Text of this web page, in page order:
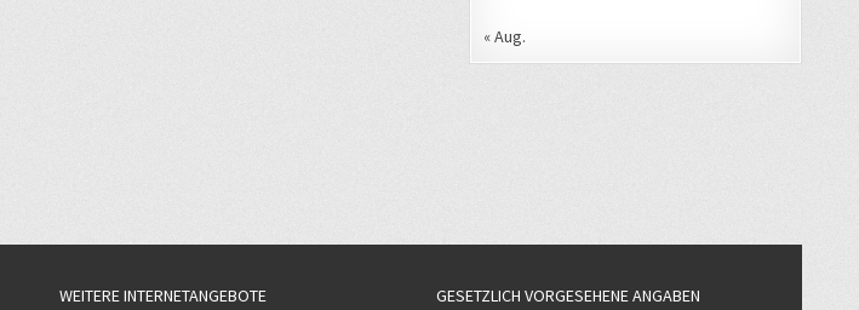
« Aug.
WEITERE INTERNETANGEBOTE GESETZLICH VORGESEHENE ANGABEN